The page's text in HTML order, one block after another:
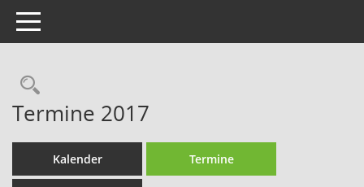
Toggle navigation
Rechercheauswahl
Termine 2017
Kalender Termine